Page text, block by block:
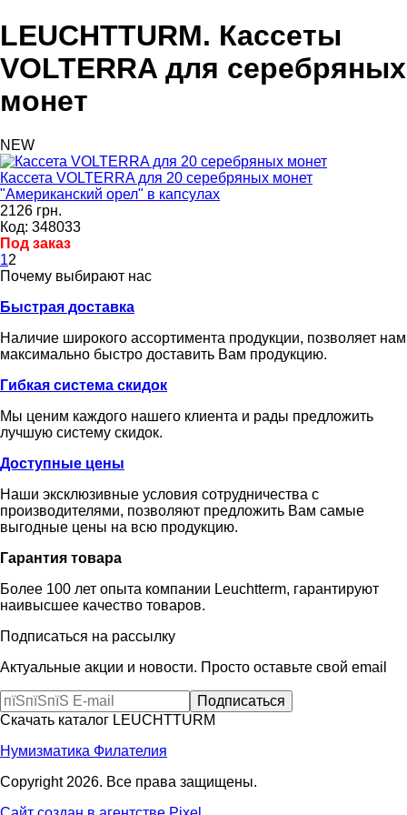
LEUCHTTURM. Кассеты
VOLTERRA для серебряных
монет
NEW
Кассета VOLTERRA для 20 серебряных монет
"Американский орел" в капсулах
2126 грн.
Код: 348033
Под заказ
12
Почему выбирают нас
Быстрая доставка
Наличие широкого ассортимента продукции, позволяет нам
максимально быстро доставить Вам продукцию.
Гибкая система скидок
Мы ценим каждого нашего клиента и рады предложить
лучшую систему скидок.
Доступные цены
Наши эксклюзивные условия сотрудничества с
производителями, позволяют предложить Вам самые
выгодные цены на всю продукцию.
Гарантия товара
Более 100 лет опыта компании Leuchtterm, гарантируют
наивысшее качество товаров.
Подписаться на рассылку
Актуальные акции и новости. Просто оставьте свой email
Скачать каталог LEUCHTTURM
Нумизматика Филателия
Copyright 2026. Все права защищены.